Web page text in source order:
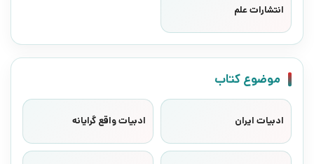
انتشارات علم
موضوع کتاب
ادبیات ایران ادبیات واقع گرایانه